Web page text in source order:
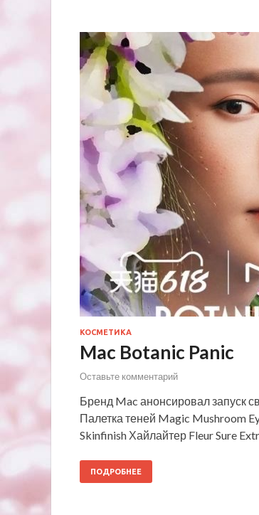
КОСМЕТИКА
Mac Botanic Panic
Оставьте комментарий
Бренд Mac анонсировал запуск
Палетка теней Magic Mushroom
Skinfinish Хайлайтер Fleur Sure
ПОДРОБНЕЕ